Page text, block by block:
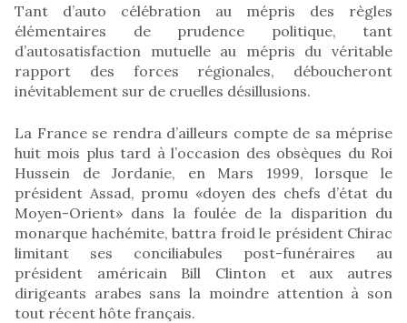
Tant d’auto célébration au mépris des règles
élémentaires de prudence politique, tant
d’autosatisfaction mutuelle au mépris du véritable
rapport des forces régionales, déboucheront
inévitablement sur de cruelles désillusions.
La France se rendra d’ailleurs compte de sa méprise
huit mois plus tard à l’occasion des obsèques du Roi
Hussein de Jordanie, en Mars 1999, lorsque le
président Assad, promu «doyen des chefs d’état du
Moyen-Orient» dans la foulée de la disparition du
monarque hachémite, battra froid le président Chirac
limitant ses conciliabules post-funéraires au
président américain Bill Clinton et aux autres
dirigeants arabes sans la moindre attention à son
tout récent hôte français.